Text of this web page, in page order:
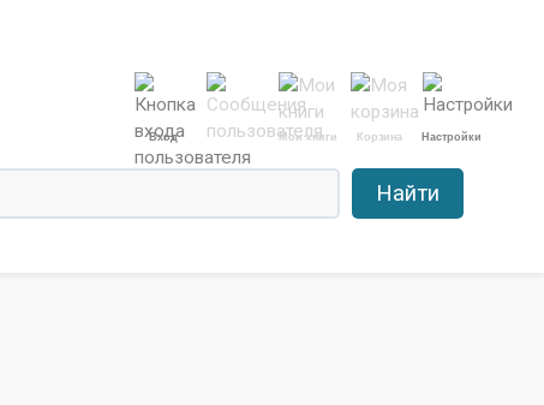
Вход Мои книги Корзина Настройки